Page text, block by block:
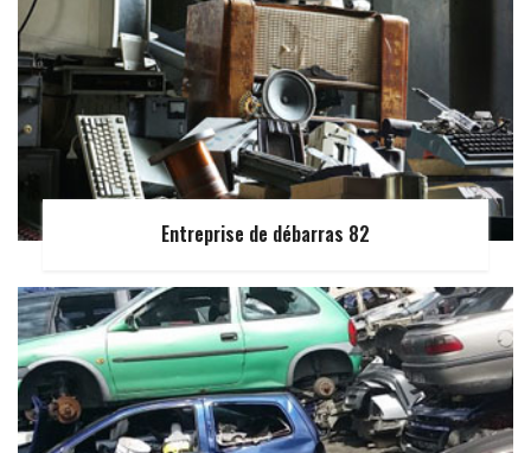
Entreprise de débarras 82